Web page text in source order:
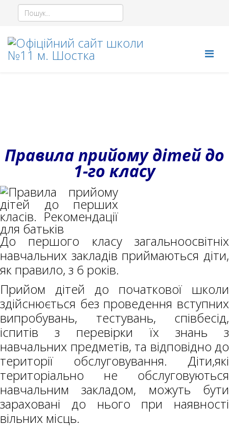
Правила прийому дітей до
1-го класу
До першого класу загальноосвітніх
навчальних закладів приймаються діти,
як правило, з 6 років.
Прийом дітей до початкової школи
здійснюється без проведення вступних
випробувань, тестувань, співбесід,
іспитів з перевірки їх знань з
навчальних предметів, та відповідно до
території обслуговування. Діти,які
територіально не обслуговуються
навчальним закладом, можуть бути
зараховані до нього при наявності
вільних місць.